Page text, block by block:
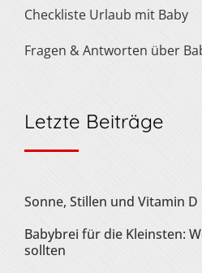
Checkliste Urlaub mit Baby
Fragen & Antworten über
Letzte Beiträge
Sonne, Stillen und Vitamin D
Babybrei für die Kleinsten:
sollten